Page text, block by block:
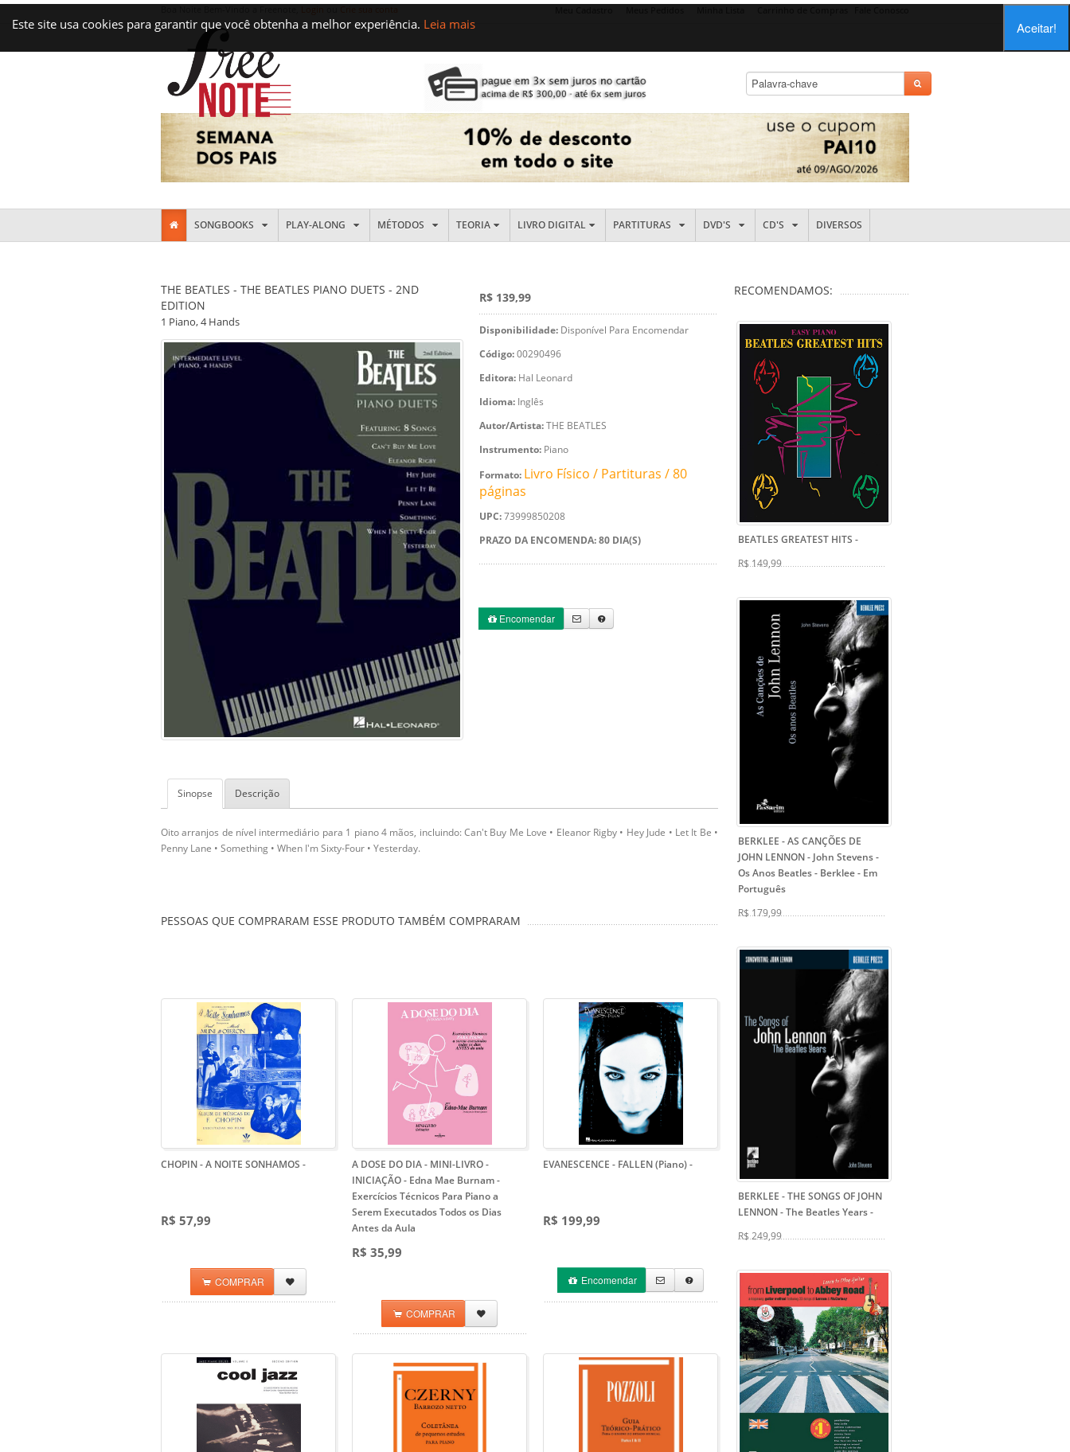
Este site usa cookies para garantir que você obtenha a melhor experiência. Leia mais Aceitar!
SONGBOOKS PLAY-ALONG MÉTODOS TEORIA LIVRO DIGITAL PARTITURAS DVD'S CD'S DIVERSOS
THE BEATLES - THE BEATLES PIANO DUETS - 2ND
EDITION
1 Piano, 4 Hands
R$ 139,99
Disponibilidade: Disponível Para Encomendar
Código:00290496
Editora: Hal Leonard
Idioma: Inglês
Autor/Artista:THE BEATLES
Instrumento: Piano
Formato: Livro Físico / Partituras / 80
páginas
UPC:73999850208
PRAZO DA ENCOMENDA: 80 DIA(S)
Encomendar
Sinopse Descrição
Oito arranjos de nível intermediário para 1 piano 4 mãos, incluindo: Can't Buy Me Love • Eleanor Rigby • Hey Jude • Let It Be •
Penny Lane • Something • When I'm Sixty-Four • Yesterday.
PESSOAS QUE COMPRARAM ESSE PRODUTO TAMBÉM COMPRARAM
CHOPIN - A NOITE SONHAMOS -
R$ 57,99
COMPRAR
A DOSE DO DIA - MINI-LIVRO -
INICIAÇÃO - Edna Mae Burnam-
Exercícios Técnicos Para Piano a
Serem Executados Todos os Dias
Antes da Aula
R$ 35,99
COMPRAR
EVANESCENCE - FALLEN (Piano)-
R$ 199,99
Encomendar
RECOMENDAMOS:
BEATLES GREATEST HITS -
R$ 149,99
BERKLEE - AS CANÇÕES DE
JOHN LENNON - John Stevens-
Os Anos Beatles - Berklee - Em
Português
R$ 179,99
BERKLEE - THE SONGS OF JOHN
LENNON - The Beatles Years-
R$ 249,99